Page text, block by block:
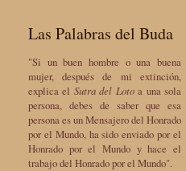
Las Palabras del Buda
"Si un buen hombre o una buena
mujer, después de mi extinción,
explica el Sutra del Lotoa una sola
persona, debes de saber que esa
persona es un Mensajero del Honrado
por el Mundo, ha sido enviado por el
Honrado por el Mundo y hace el
trabajo del Honrado por el Mundo".